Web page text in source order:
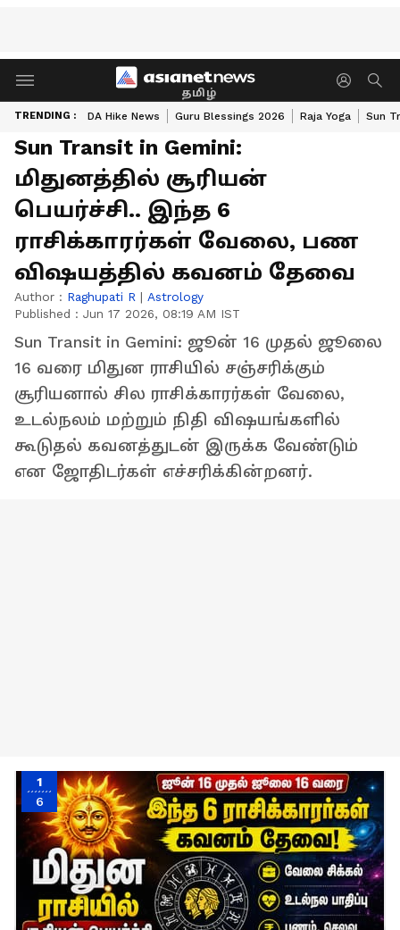
தமிழ்
TRENDING : DA Hike News Guru Blessings 2026 Raja Yoga Sun
Sun Transit in Gemini:
மிதுனத்தில் சூரியன்
பெயர்ச்சி.. இந்த 6
ராசிக்காரர்கள் வேலை, பண
விஷயத்தில் கவனம் தேவை
Author : Raghupati R | Astrology
Published : Jun 17 2026, 08:19 AM IST
Sun Transit in Gemini: ஜூன் 16 முதல் ஜூலை
16 வரை மிதுன ராசியில் சஞ்சரிக்கும்
சூரியனால் சில ராசிக்காரர்கள் வேலை,
உடல்நலம் மற்றும் நிதி விஷயங்களில்
கூடுதல் கவனத்துடன் இருக்க வேண்டும்
என ஜோதிடர்கள் எச்சரிக்கின்றனர்.
1
6